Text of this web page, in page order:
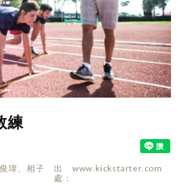
練
瑋、相子
出
處
www.kickstarter.com